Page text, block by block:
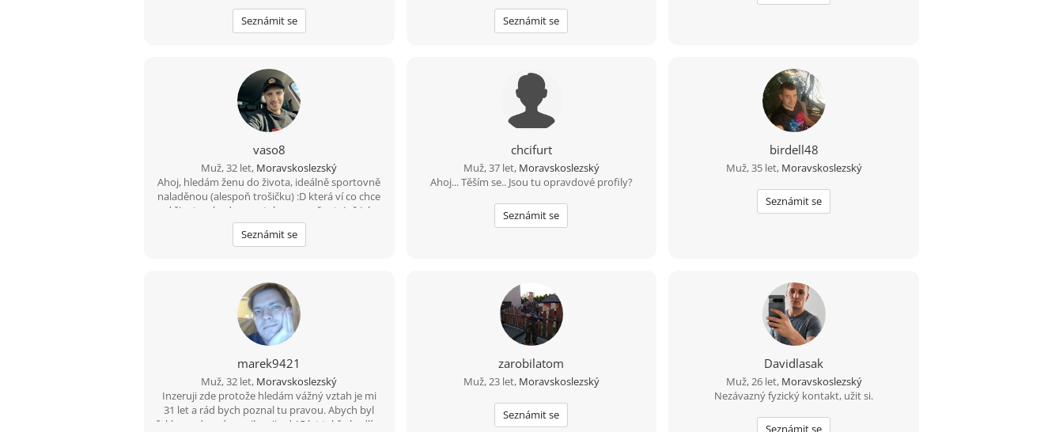
Seznámit se Seznámit se
vaso8
Muž, 32 let, Moravskoslezský
Ahoj, hledám ženu do života, ideálně sportovně
naladěnou (alespoň trošičku) :D která ví co chce
od života a bude ve vztahu pro mě , stejně jako
já pro ni :) Jinak jsem vcelku obyčejný kluk co má
rád sport. Rád si zajdu na hory , na kolo, či jen
Seznámit se
chcifurt
Muž, 37 let, Moravskoslezský
Ahoj... Těším se.. Jsou tu opravdové profily?
Seznámit se
birdell48
Muž, 35 let, Moravskoslezský
Seznámit se
marek9421
Muž, 32 let, Moravskoslezský
Inzeruji zde protože hledám vážný vztah je mi
31 let a rád bych poznal tu pravou. Abych byl
řekl pravdu mám epilepsii od 15 let takže bydlím
zarobilatom
Muž, 23 let, Moravskoslezský
Seznámit se
Davidlasak
Muž, 26 let, Moravskoslezský
Nezávazný fyzický kontakt, užit si.
Seznámit se